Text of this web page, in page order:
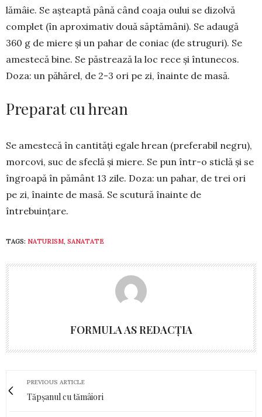
lămâie. Se așteaptă până când coaja oului se dizolvă
complet (în aproximativ două săptămâni). Se adaugă
360 g de miere și un pahar de coniac (de struguri). Se
amestecă bine. Se păs­trează la loc rece și întunecos.
Doza: un păhărel, de 2-3 ori pe zi, înainte de masă.
Preparat cu hrean
Se amestecă în cantități egale hrean (preferabil negru),
morcovi, suc de sfeclă și miere. Se pun într-o sticlă și se
îngroapă în pământ 13 zile. Doza: un pa­har, de trei ori
pe zi, înainte de masă. Se scutură înain­te de
întrebuințare.
TAGS: NATURISM, SANATATE
FORMULA AS REDACȚIA
PREVIOUS ARTICLE
Tăpșanul cu tămâiori